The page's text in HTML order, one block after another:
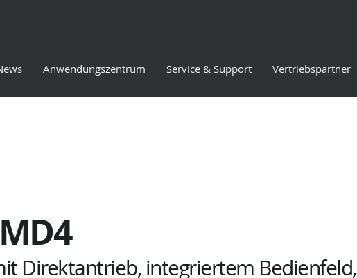
Anwendungszentrum Service & Support Vertriebspartner
Direktantrieb, integriertem Bedienfeld,